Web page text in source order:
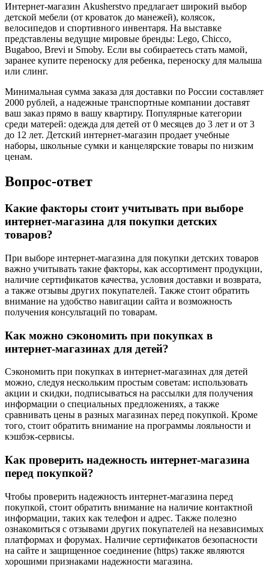
Интернет-магазин Akusherstvo предлагает широкий выбор
детской мебели (от кроваток до манежей), колясок,
велосипедов и спортивного инвентаря. На выставке
представлены ведущие мировые бренды: Lego, Chicco,
Bugaboo, Brevi и Smoby. Если вы собираетесь стать мамой,
заранее купите переноску для ребенка, переноску для малыша
или слинг.
Минимальная сумма заказа для доставки по России составляет
2000 рублей, а надежные транспортные компании доставят
ваш заказ прямо в вашу квартиру. Популярные категории
среди матерей: одежда для детей от 0 месяцев до 3 лет и от 3
до 12 лет. Детский интернет-магазин продает учебные
наборы, школьные сумки и канцелярские товары по низким
ценам.
Вопрос-ответ
Какие факторы стоит учитывать при выборе
интернет-магазина для покупки детских
товаров?
При выборе интернет-магазина для покупки детских товаров
важно учитывать такие факторы, как ассортимент продукции,
наличие сертификатов качества, условия доставки и возврата,
а также отзывы других покупателей. Также стоит обратить
внимание на удобство навигации сайта и возможность
получения консультаций по товарам.
Как можно сэкономить при покупках в
интернет-магазинах для детей?
Сэкономить при покупках в интернет-магазинах для детей
можно, следуя нескольким простым советам: использовать
акции и скидки, подписываться на рассылки для получения
информации о специальных предложениях, а также
сравнивать цены в разных магазинах перед покупкой. Кроме
того, стоит обратить внимание на программы лояльности и
кэшбэк-сервисы.
Как проверить надежность интернет-магазина
перед покупкой?
Чтобы проверить надежность интернет-магазина перед
покупкой, стоит обратить внимание на наличие контактной
информации, таких как телефон и адрес. Также полезно
ознакомиться с отзывами других покупателей на независимых
платформах и форумах. Наличие сертификатов безопасности
на сайте и защищенное соединение (https) также являются
хорошими признаками надежности магазина.